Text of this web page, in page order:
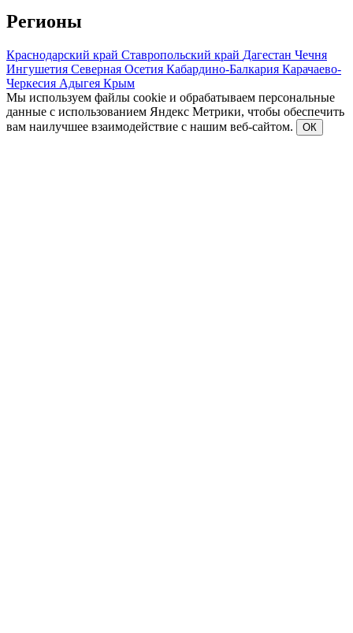
Регионы
Краснодарский край Ставропольский край Дагестан Чечня
Ингушетия Северная Осетия Кабардино-Балкария Карачаево-
Черкесия Адыгея Крым
Мы используем файлы cookie и обрабатываем персональные
данные с использованием Яндекс Метрики, чтобы обеспечить
вам наилучшее взаимодействие с нашим веб-сайтом.
ОК